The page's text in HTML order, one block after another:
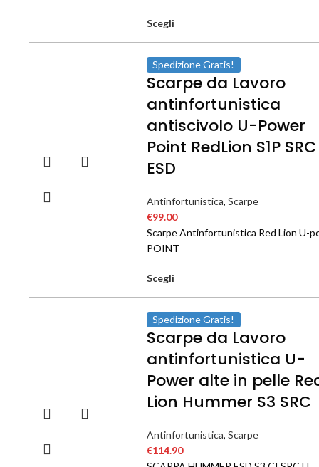
Scegli
Spedizione Gratis!
Scarpe da Lavoro
antinfortunistica
antiscivolo U-Power
Point RedLion S1P SRC
ESD
Antinfortunistica, Scarpe
€99.00
Scarpe Antinfortunistica Red Lion U-
POINT
Scegli
Spedizione Gratis!
Scarpe da Lavoro
antinfortunistica U-
Power alte in pelle
Lion Hummer S3 SRC
Antinfortunistica, Scarpe
€114.90